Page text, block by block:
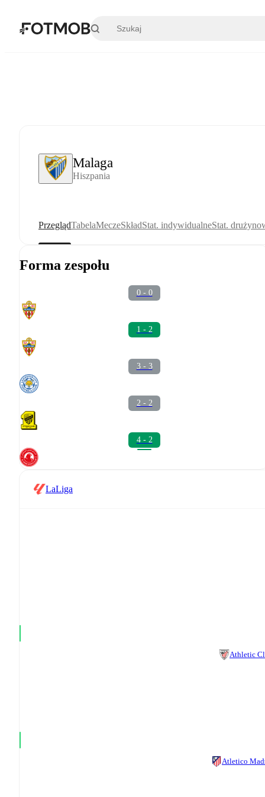
Malaga
Hiszpania
PrzeglądTabelaMeczeSkładStat. indywidualneStat.
Forma zespołu
0 - 0
1 - 2
3 - 3
2 - 2
4 - 2
LaLiga
Athletic
Atletico